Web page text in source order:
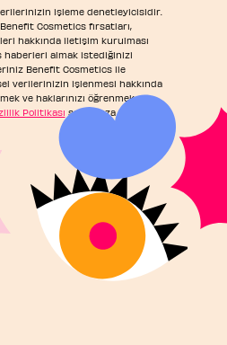
işleme denetleyicisidir.
Benefit Cosmetics fırsatları,
hakkında iletişim kurulması
haberleri almak istediğinizi
Benefit Cosmetics ile
verilerinizin işlenmesi hakkında
ve haklarınızı öğrenmek
Politikası sayfamıza başvurun.